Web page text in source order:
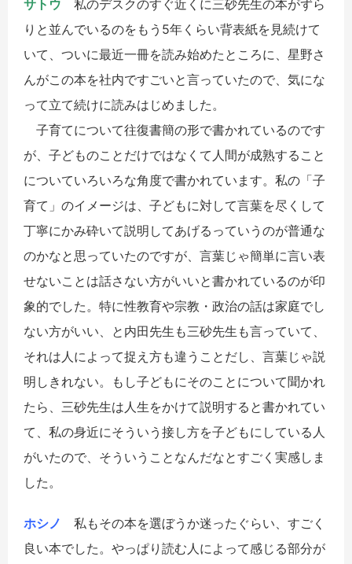
サトウ 私のデスクのすぐ近くに三砂先生の本がずら
りと並んでいるのをもう5年くらい背表紙を見続けて
いて、ついに最近一冊を読み始めたところに、星野さ
んがこの本を社内ですごいと言っていたので、気にな
って立て続けに読みはじめました。
子育てについて往復書簡の形で書かれているのです
が、子どものことだけではなくて人間が成熟すること
についていろいろな角度で書かれています。私の「子
育て」のイメージは、子どもに対して言葉を尽くして
丁寧にかみ砕いて説明してあげるっていうのが普通な
のかなと思っていたのですが、言葉じゃ簡単に言い表
せないことは話さない方がいいと書かれているのが印
象的でした。特に性教育や宗教・政治の話は家庭でし
ない方がいい、と内田先生も三砂先生も言っていて、
それは人によって捉え方も違うことだし、言葉じゃ説
明しきれない。もし子どもにそのことについて聞かれ
たら、三砂先生は人生をかけて説明すると書かれてい
て、私の身近にそういう接し方を子どもにしている人
がいたので、そういうことなんだなとすごく実感しま
した。
ホシノ 私もその本を選ぼうか迷ったぐらい、すごく
良い本でした。やっぱり読む人によって感じる部分が